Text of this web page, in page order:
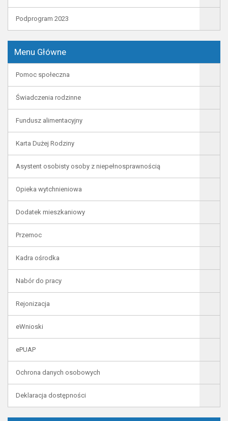
Podprogram 2023
Menu Główne
Pomoc społeczna
Świadczenia rodzinne
Fundusz alimentacyjny
Karta Dużej Rodziny
Asystent osobisty osoby z niepełnosprawnością
Opieka wytchnieniowa
Dodatek mieszkaniowy
Przemoc
Kadra ośrodka
Nabór do pracy
Rejonizacja
eWnioski
ePUAP
Ochrona danych osobowych
Deklaracja dostępności